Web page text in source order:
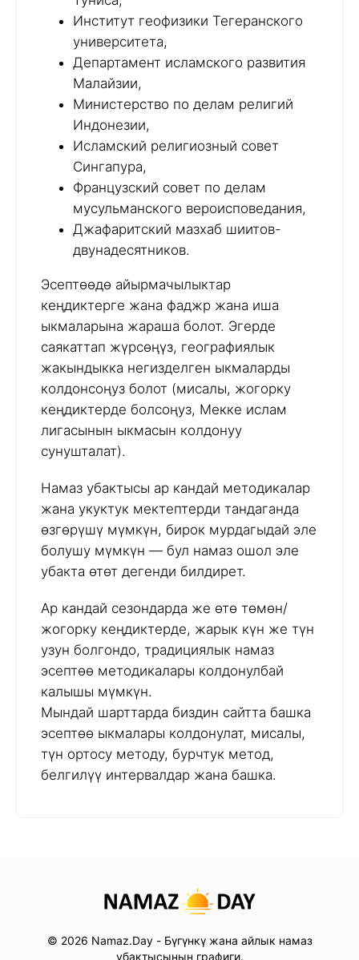
Институт геофизики Тегеранского
университета,
Департамент исламского развития
Малайзии,
Министерство по делам религий
Индонезии,
Исламский религиозный совет
Сингапура,
Французский совет по делам
мусульманского вероисповедания,
Джафаритский мазхаб шиитов-
двунадесятников.
Эсептөөдө айырмачылыктар
кеңдиктерге жана фаджр жана иша
ыкмаларына жараша болот. Эгерде
саякаттап жүрсөңүз, географиялык
жакындыкка негизделген ыкмаларды
колдонсоңуз болот (мисалы, жогорку
кеңдиктерде болсоңуз, Мекке ислам
лигасынын ыкмасын колдонуу
сунушталат).
Намаз убактысы ар кандай методикалар
жана укуктук мектептерди тандаганда
өзгөрүшү мүмкүн, бирок мурдагыдай эле
болушу мүмкүн — бул намаз ошол эле
убакта өтөт дегенди билдирет.
Ар кандай сезондарда же өтө төмөн/
жогорку кеңдиктерде, жарык күн же түн
узун болгондо, традициялык намаз
эсептөө методикалары колдонулбай
калышы мүмкүн.
Мындай шарттарда биздин сайтта башка
эсептөө ыкмалары колдонулат, мисалы,
түн ортосу методу, бурчтук метод,
белгилүү интервалдар жана башка.
© 2026 Namaz.Day - Бүгүнкү жана айлык намаз
убактысынын графиги.